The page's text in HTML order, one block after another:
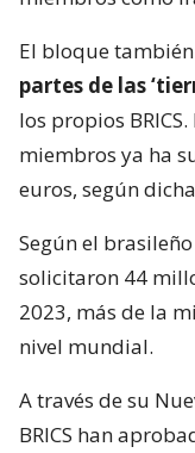
El bloque también
partes de las
los propios
miembros ya ha
euros, según
Según el brasileño
solicitaron 44
2023, más de la
nivel mundial.
A través de su
BRICS han